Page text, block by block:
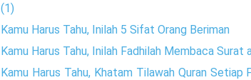
(1)
Kamu Harus Tahu, Inilah 5 Sifat Orang Beriman
Kamu Harus Tahu, Inilah Fadhilah Membaca Surat
Kamu Harus Tahu, Khatam Tilawah Quran Setiap